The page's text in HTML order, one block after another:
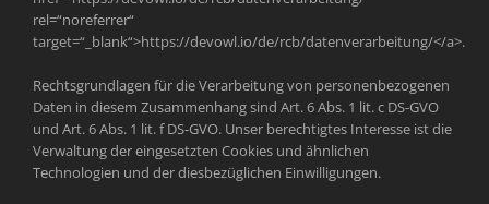
rel=“noreferrer“
target=“_blank“>https://devowl.io/de/rcb/datenverarbeitung/</a>.
Rechtsgrundlagen für die Verarbeitung von personenbezogenen
Daten in diesem Zusammenhang sind Art. 6 Abs. 1 lit. c DS-GVO
und Art. 6 Abs. 1 lit. f DS-GVO. Unser berechtigtes Interesse ist die
Verwaltung der eingesetzten Cookies und ähnlichen
Technologien und der diesbezüglichen Einwilligungen.